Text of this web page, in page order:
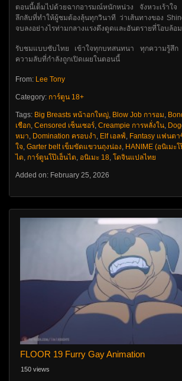
ตอนนี้เต็มไปด้วยฉากอารมณ์หนักหน่วง จังหวะเร้าใ
ลึกลับที่ทำให้ผู้ชมต้องลุ้นทุกวินาที ว่าเส้นทางของ
จบลงอย่างไรท่ามกลางแรงดึงดูดและอันตรายที่โอบล้อ
รับชมแบบซับไทย เข้าใจทุกบทสนทนา ทุกความรู้สึก
ความลับที่กำลังถูกเปิดเผยในตอนนี้
From: Lee Tony
Category: การ์ตูน 18+
Tags: Big Breasts หน้าอกใหญ่, Blow Job การอม,
เชือก, Censored เซ็นเซอร์, Creampie การหลั่งใน,
หมา, Domination ครอบงำ, Elf เอลฟ์ , Fantasy แฟนตา
ใจ, Garter belt เข็มขัดแขวนถุงน่อง, HANIME (อนิเมะ
ไต, การ์ตูนโป๊เฮ็นไต, อนิเมะ 18, โดจินแปลไทย
Added on: February 25, 2026
FLOOR 19 Furry Gay Animation
150 views